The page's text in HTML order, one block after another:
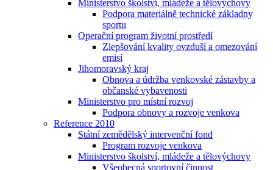
Ministerstvo školství, mládeže a tělovýchovy
Podpora materiálně technické základny
sportu
Operační program životní prostředí
Zlepšování kvality ovzduší a omezování
emisí
Jihomoravský kraj
Obnova a údržba venkovské zástavby a
občanské vybavenosti
Ministerstvo pro místní rozvoj
Podpora obnovy a rozvoje venkova
Reference 2010
Státní zemědělský intervenční fond
Program rozvoje venkova
Ministerstvo školství, mládeže a tělovýchovy
Všeobecná sportovní činnost